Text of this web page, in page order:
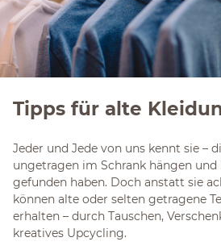
Tipps für alte
Jeder und Jede von uns kennt sie –
ungetragen im Schrank hängen
gefunden haben. Doch anstatt sie
können alte oder selten getragene
erhalten – durch Tauschen,
kreatives Upcycling.